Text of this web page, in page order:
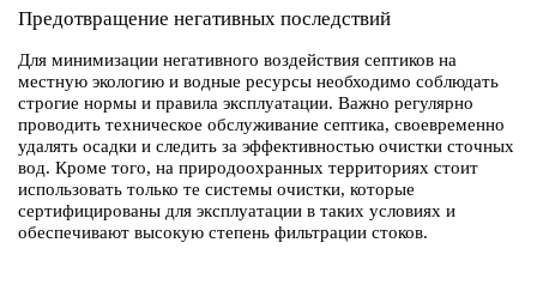
Предотвращение негативных последствий
Для минимизации негативного воздействия септиков на
местную экологию и водные ресурсы необходимо соблюдать
строгие нормы и правила эксплуатации. Важно регулярно
проводить техническое обслуживание септика, своевременно
удалять осадки и следить за эффективностью очистки сточных
вод. Кроме того, на природоохранных территориях стоит
использовать только те системы очистки, которые
сертифицированы для эксплуатации в таких условиях и
обеспечивают высокую степень фильтрации стоков.